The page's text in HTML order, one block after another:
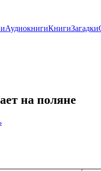
АудиокнигиКнигиЗагадки
на поляне